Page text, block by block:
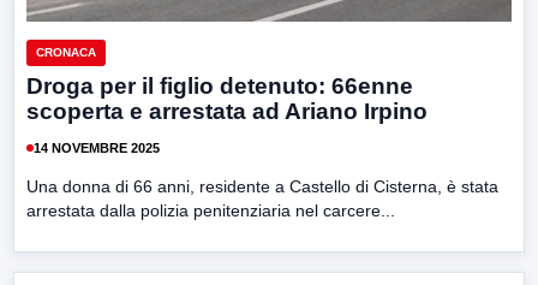
CRONACA
Droga per il figlio detenuto: 66enne
scoperta e arrestata ad Ariano Irpino
14 NOVEMBRE 2025
Una donna di 66 anni, residente a Castello di Cisterna, è stata
arrestata dalla polizia penitenziaria nel carcere...